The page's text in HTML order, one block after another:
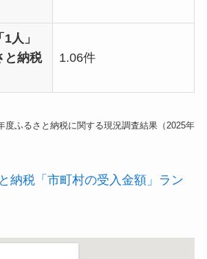
人」
と納税
1.06件
度ふるさと納税に関する現況調査結果（2025年
納税「市町村の受入金額」ラン